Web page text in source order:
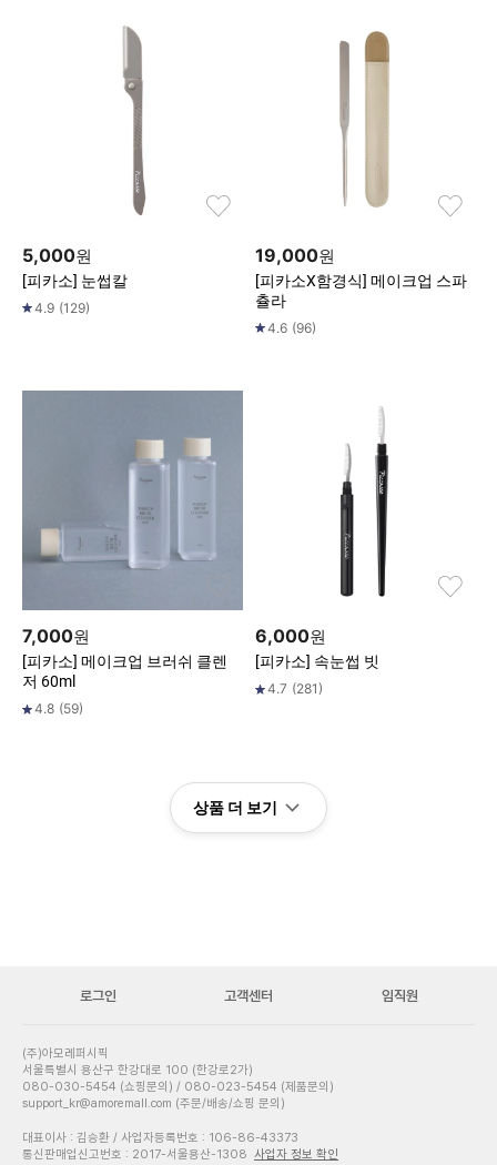
5,000원
[피카소] 눈썹칼
4.9 (129)
19,000원
[피카소X함경식] 메이크업 스파
츌라
4.6 (96)
7,000원
[피카소] 메이크업 브러쉬 클렌
저 60ml
4.8 (59)
6,000원
[피카소] 속눈썹 빗
4.7 (281)
상품 더 보기
로그인 고객센터 임직원
(주)아모레퍼시픽
서울특별시 용산구 한강대로 100 (한강로2가)
080-030-5454 (쇼핑문의) / 080-023-5454 (제품문의)
support_kr@amoremall.com (주문/배송/쇼핑 문의)
대표이사 : 김승환 / 사업자등록번호 : 106-86-43373
통신판매업신고번호 : 2017-서울용산-1308 사업자 정보 확인